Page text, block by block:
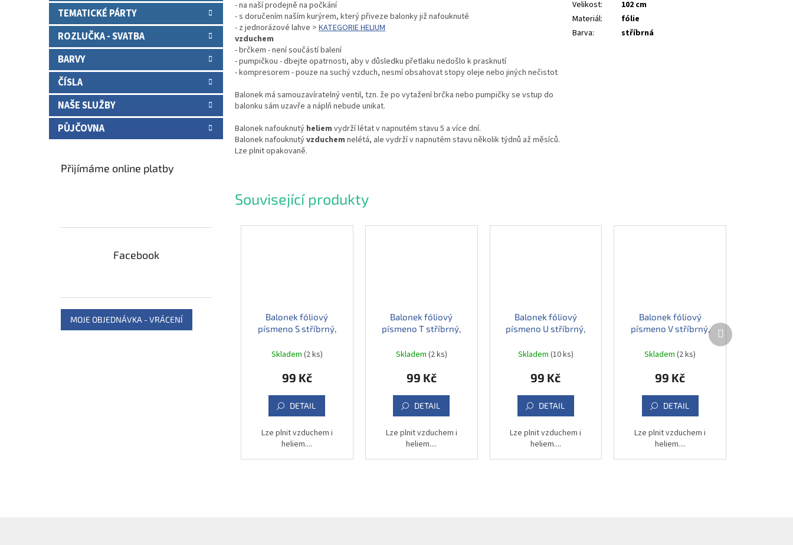
TEMATICKÉ PÁRTY
ROZLUČKA - SVATBA
BARVY
ČÍSLA
NAŠE SLUŽBY
PŮJČOVNA
Přijímáme online platby
Facebook
MOJE OBJEDNÁVKA - VRÁCENÍ
Související produkty
Balonek fóliový
písmeno S stříbrný,
Skladem (2 ks)
99 Kč
DETAIL
Lze plnit vzduchem i
heliem....
Balonek fóliový
písmeno T stříbrný,
Skladem (2 ks)
99 Kč
DETAIL
Lze plnit vzduchem i
heliem....
Balonek fóliový
písmeno U stříbrný,
Skladem (10 ks)
99 Kč
DETAIL
Lze plnit vzduchem i
heliem....
Balonek fóliový
písmeno V stříbrný,
Skladem(2 ks)
99 Kč
DETAIL
Lze plnit vzduchem i
heliem....
Další
produkt
- na naší prodejně na počkání
- s doručením naším kurýrem, který přiveze balonky již nafouknuté
- z jednorázové lahve > KATEGORIE HELIUM
vzduchem
- brčkem - není součástí balení
- pumpičkou - dbejte opatrnosti, aby v důsledku přetlaku nedošlo k prasknutí
- kompresorem - pouze na suchý vzduch, nesmí obsahovat stopy oleje nebo jiných nečistot
Balonek má samouzavíratelný ventil, tzn. že po vytažení brčka nebo pumpičky se vstup do
balonku sám uzavře a náplň nebude unikat.
Balonek nafouknutý heliem vydrží létat v napnutém stavu 5 a více dní.
Balonek nafouknutývzduchem nelétá, ale vydrží v napnutém stavu několik týdnů až měsíců.
Lze plnit opakovaně.
Velikost:
102 cm
Materiál:
fólie
Barva: stříbrná